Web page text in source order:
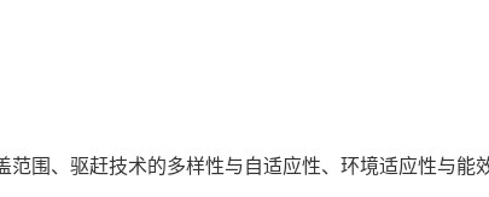
围、驱赶技术的多样性与自适应性、环境适应性与能